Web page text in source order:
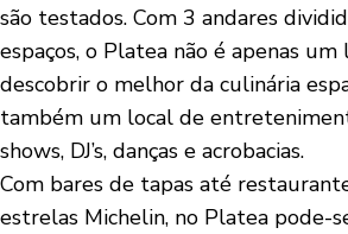
são testados. Com 3 andares
espaços, o Platea não é apenas
descobrir o melhor da culinária
também um local de
shows, DJ’s, danças e acrobacias.
Com bares de tapas até
estrelas Michelin, no Platea pode-